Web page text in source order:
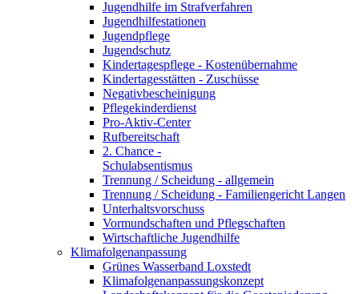
Jugendhilfe im Strafverfahren
Jugendhilfestationen
Jugendpflege
Jugendschutz
Kindertagespflege - Kostenübernahme
Kindertagesstätten - Zuschüsse
Negativbescheinigung
Pflegekinderdienst
Pro-Aktiv-Center
Rufbereitschaft
2. Chance -
Schulabsentismus
Trennung / Scheidung - allgemein
Trennung / Scheidung - Familiengericht Langen
Unterhaltsvorschuss
Vormundschaften und Pflegschaften
Wirtschaftliche Jugendhilfe
Klimafolgenanpassung
Grünes Wasserband Loxstedt
Klimafolgenanpassungskonzept